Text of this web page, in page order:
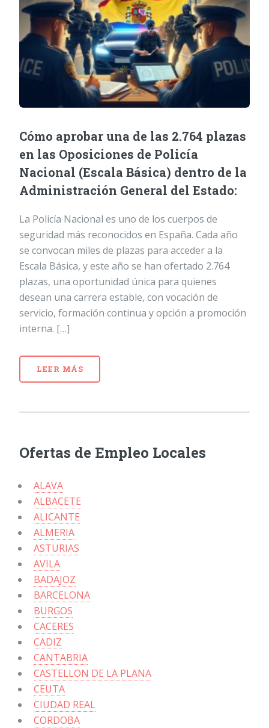
Cómo aprobar una de las 2.764 plazas
en las Oposiciones de Policía
Nacional (Escala Básica) dentro de la
Administración General del Estado:
La Policía Nacional es uno de los cuerpos de
seguridad más reconocidos en España. Cada año
se convocan miles de plazas para acceder a la
Escala Básica, y este año se han ofertado 2.764
plazas, una oportunidad única para quienes
desean una carrera estable, con vocación de
servicio, formación continua y opción a promoción
interna. […]
LEER MÁS
Ofertas de Empleo Locales
ALAVA
ALBACETE
ALICANTE
ALMERIA
ASTURIAS
AVILA
BADAJOZ
BARCELONA
BURGOS
CACERES
CADIZ
CANTABRIA
CASTELLON DE LA PLANA
CEUTA
CIUDAD REAL
CORDOBA